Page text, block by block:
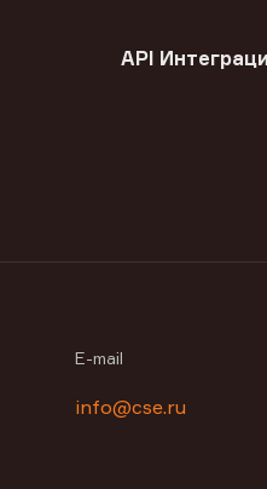
API
E-mail
info@cse.ru